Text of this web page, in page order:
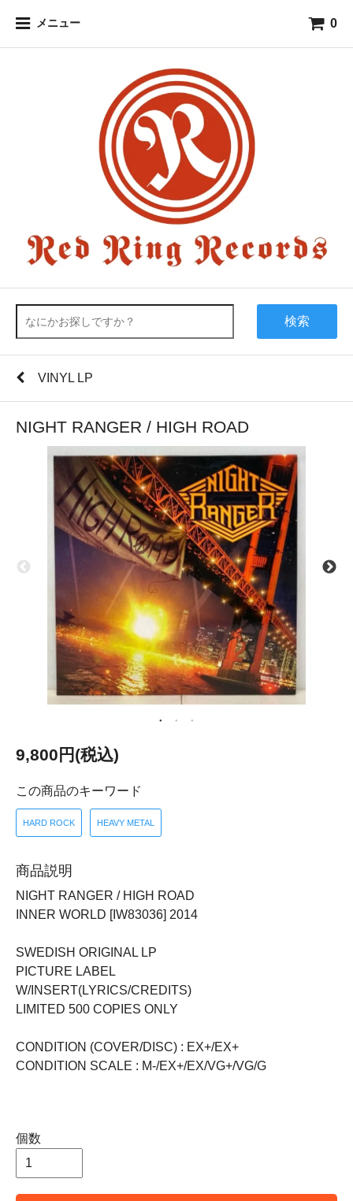
メニュー 0
検索
VINYL LP
NIGHT RANGER / HIGH ROAD
9,800円(税込)
この商品のキーワード
HARD ROCK HEAVY METAL
商品説明
NIGHT RANGER / HIGH ROAD
INNER WORLD [IW83036] 2014
SWEDISH ORIGINAL LP
PICTURE LABEL
W/INSERT(LYRICS/CREDITS)
LIMITED 500 COPIES ONLY
CONDITION (COVER/DISC) : EX+/EX+
CONDITION SCALE : M-/EX+/EX/VG+/VG/G
個数